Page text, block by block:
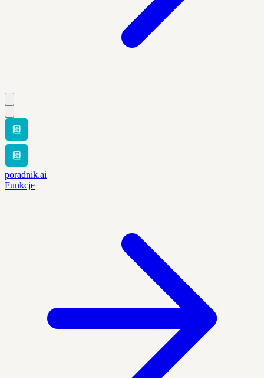
poradnik.ai
Funkcje